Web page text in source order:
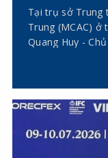
VIỆC VỚI
DIỆN TẠI TP.
Tại trụ sở Trung
Trung (MCAC)
Quang Huy -
phòng đại diện
Kiều Anh Vũ -
Văn phòng đại